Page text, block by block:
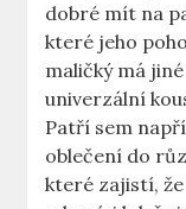
dobré mít na
které jeho
maličký má
univerzální
Patří sem
oblečení do
které zajistí,